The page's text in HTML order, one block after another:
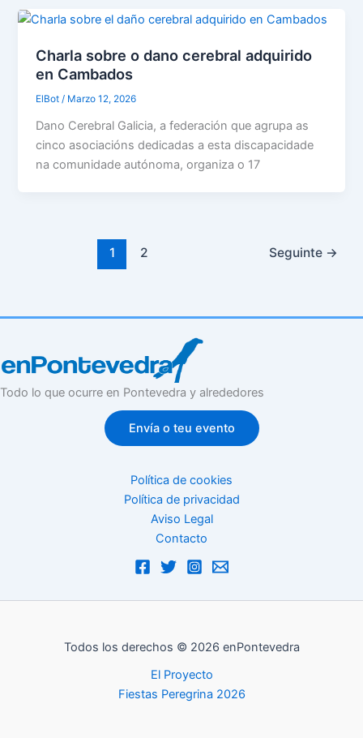
Charla sobre o dano cerebral adquirido
en Cambados
ElBot/ Marzo 12, 2026
Dano Cerebral Galicia, a federación que agrupa as
cinco asociacións dedicadas a esta discapacidade
na comunidade autónoma, organiza o 17
1 2 Seguinte →
Todo lo que ocurre en Pontevedra y alrededores
Envía o teu evento
Política de cookies
Política de privacidad
Aviso Legal
Contacto
Todos los derechos © 2026 enPontevedra
El Proyecto
Fiestas Peregrina 2026